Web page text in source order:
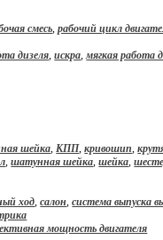
смесь,рабочий цикл
дизеля,искра,мягкая работа
шейка,КПП,кривошип,
,шатунная шейка,шейка,
ход,салон,система выпуска
мощность двигателя